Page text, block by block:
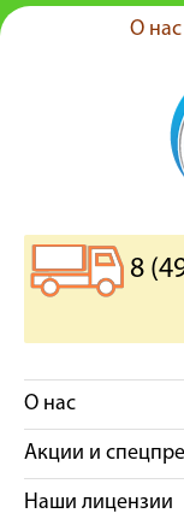
О нас
8
О нас
Акции и
Наши лицензии